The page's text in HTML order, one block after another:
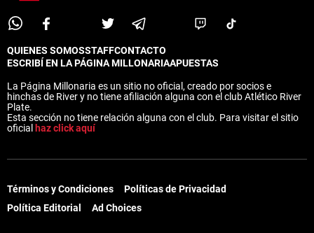
QUIENES SOMOSSTAFFCONTACTO
ESCRIBÍ EN LA PÁGINA MILLONARIAAPUESTAS
La Página Millonaria es un sitio no oficial, creado por socios e
hinchas de River y no tiene afiliación alguna con el club Atlético River
Plate.
Esta sección no tiene relación alguna con el club. Para visitar el sitio
oficial haz click aquí
Términos y Condiciones
Políticas de Privacidad
Política Editorial
Ad Choices